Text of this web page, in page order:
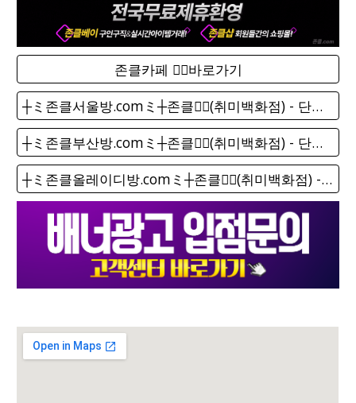
존클카페 ❤️‍🔥바로가기
┼ミ존클서울방.comミ┼존클❤️‍🔥(취미백화점) - 단톡방
┼ミ존클부산방.comミ┼존클❤️‍🔥(취미백화점) - 단톡방
┼ミ존클올레이디방.comミ┼존클❤️‍🔥(취미백화점) - 단톡방